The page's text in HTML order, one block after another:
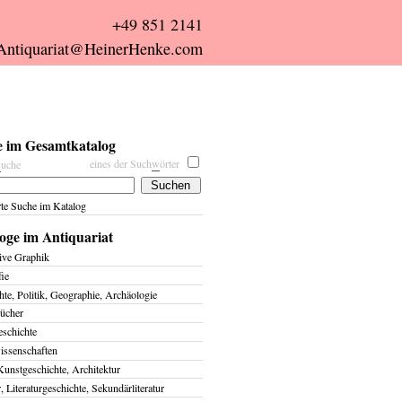
im Gesamtkatalog
eines der Suchwörter
uche
Suche im Katalog
im Antiquariat
Graphik
Politik, Geographie, Archäologie
Architektur
Literaturgeschichte, Sekundärliteratur
+49 851 2141